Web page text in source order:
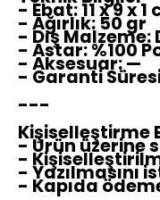
- Ebat: 11 x 9 x 1
- Ağırlık: 50 gr
- Dış Malzeme:
- Astar: %100
- Aksesuar: —
- Garanti
---
Kişiselleştirme
- Ürün üzerine
-
- Yazılmasını
- Kapıda